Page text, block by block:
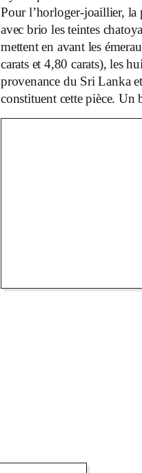
Pour l’horloger-joaillier, la
avec brio les teintes
mettent en avant les
carats et 4,80 carats), les
provenance du Sri Lanka
constituent cette pièce. Un